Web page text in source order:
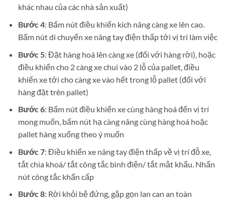
khác nhau của các nhà sản xuất)
Bước 4: Bấm nút điều khiển kích nâng càng xe lên cao.
Bấm nút di chuyển xe nâng tay điện thấp tới vị trí làm việc
Bước 5: Đặt hàng hoá lên càng xe (đối với hàng rời), hoặc
điều khiển cho 2 càng xe chui vào 2 lỗ của pallet, điều
khiển xe tới cho càng xe vào hết trong lỗ pallet (đối với
hàng đặt trên pallet)
Bước 6: Bấm nút điều khiển xe cùng hàng hoá đến vị trí
mong muốn, bấm nút hạ càng nâng cùng hàng hoá hoặc
pallet hàng xuống theo ý muốn
Bước 7: Điều khiển xe nâng tay điện thấp về vị trí đỗ xe,
tắt chìa khoá/ tắt công tắc bình điện/ tắt mật khẩu. Nhấn
nút công tắc khẩn cấp
Bước 8: Rời khỏi bệ đứng, gập gọn lan can an toàn